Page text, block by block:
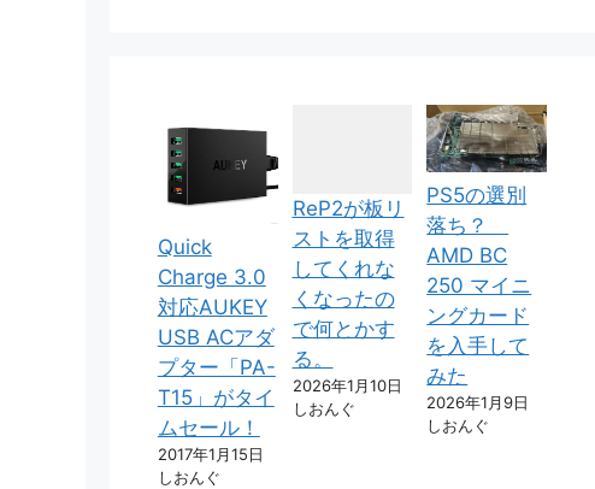
Quick
Charge 3.0
対応AUKEY
USB ACアダ
プター「PA-
T15」がタイ
ムセール！
2017年1月15日
しおんぐ
ReP2が板リ
ストを取得
してくれな
くなったの
で何とかす
る。
2026年1月10日
しおんぐ
PS5の選別
落ち？
AMD BC
250 マイニ
ングカード
を入手して
みた
2026年1月9日
しおんぐ